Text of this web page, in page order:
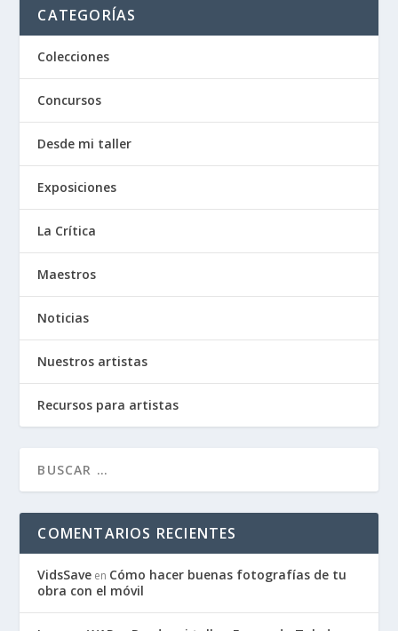
CATEGORÍAS
Colecciones
Concursos
Desde mi taller
Exposiciones
La Crítica
Maestros
Noticias
Nuestros artistas
Recursos para artistas
COMENTARIOS RECIENTES
VidsSave en Cómo hacer buenas fotografías de tu
obra con el móvil